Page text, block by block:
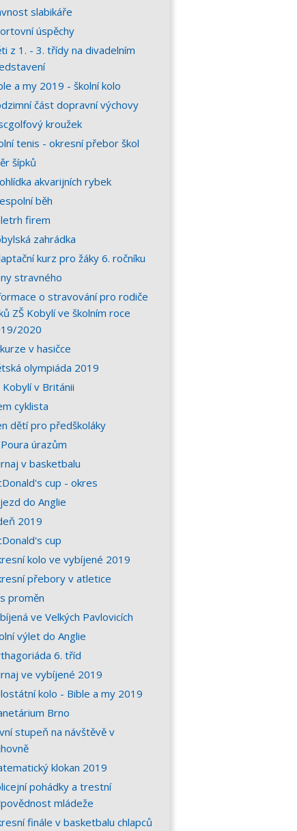
slabikáře
úspěchy
z 1. - 3. třídy na divadelním
a my 2019 - školní kolo
část dopravní výchovy
kroužek
tenis - okresní přebor škol
šípků
akvarijních rybek
běh
firem
zahrádka
kurz pro žáky 6. ročníku
stravného
o stravování pro rodiče
ZŠ Kobylí ve školním roce
2020
v hasičce
olympiáda 2019
Kobylí v Británii
cyklista
dětí pro předškoláky
úrazům
v basketbalu
cup - okres
do Anglie
2019
cup
kolo ve vybíjené 2019
přebory v atletice
proměn
ve Velkých Pavlovicích
výlet do Anglie
6. tříd
ve vybíjené 2019
kolo - Bible a my 2019
Brno
stupeň na návštěvě v
klokan 2019
pohádky a trestní
mládeže
finále v basketbalu chlapců